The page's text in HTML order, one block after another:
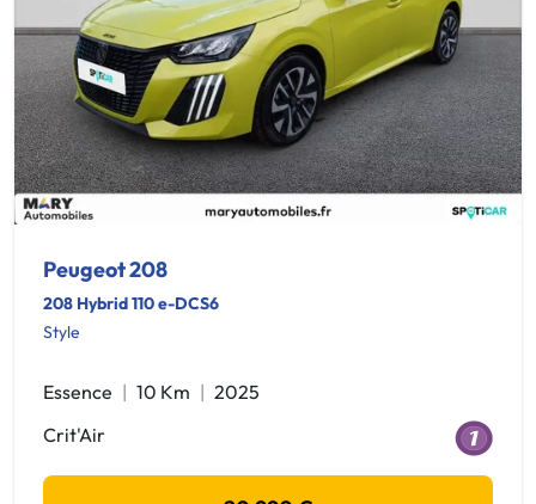
Peugeot 208
208 Hybrid 110 e-DCS6
Style
Essence 10 Km
2025
Crit'Air